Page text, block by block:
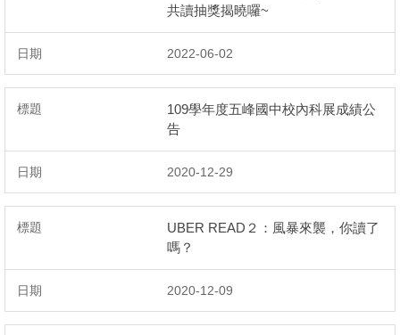
共讀抽獎揭曉囉~
2022-06-02
109學年度五峰國中校內科展成績公
告
2020-12-29
UBER READ２：風暴來襲，你讀了
嗎？
2020-12-09